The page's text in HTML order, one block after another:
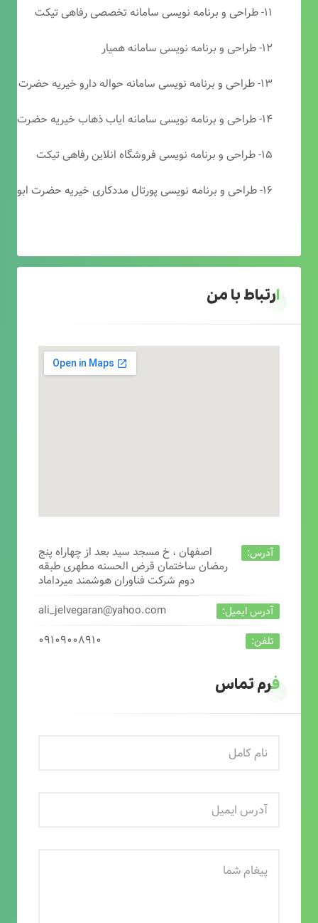
۱۱- طراحی و برنامه نویسی سامانه تخصصی رفاهی تیکت
۱۲- طراحی و برنامه نویسی سامانه همیار
۱۳- طراحی و برنامه نویسی سامانه حواله دارو خیریه حضرت ابوالفضل (ع)
۱۴- طراحی و برنامه نویسی سامانه ایاب ذهاب خیریه حضرت ابوالفضل (ع)
۱۵- طراحی و برنامه نویسی فروشگاه انلاین رفاهی تیکت
۱۶- طراحی و برنامه نویسی پورتال مددکاری خیریه حضرت ابوالفضل (ع)
ارتباط با من
آدرس:
اصفهان ، خ مسجد سید بعد از چهاراه پنج
رمضان ساختمان قرض الحسنه مطهری طبقه
دوم شرکت فناوران هوشمند میرداماد
آدرس ایمیل: ali_jelvegaran@yahoo.com
تلفن: ۰۹۱۰۹۰۰۸۹۱۰
فرم تماس